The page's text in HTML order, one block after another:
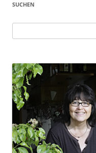
SUCHEN
nach: